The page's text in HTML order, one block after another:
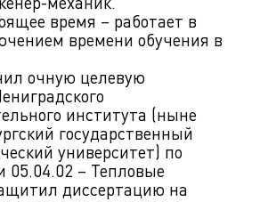
время – работает в
времени обучения в
очную целевую
института (ныне
государственный
университет) по
05.04.02 – Тепловые
диссертацию на